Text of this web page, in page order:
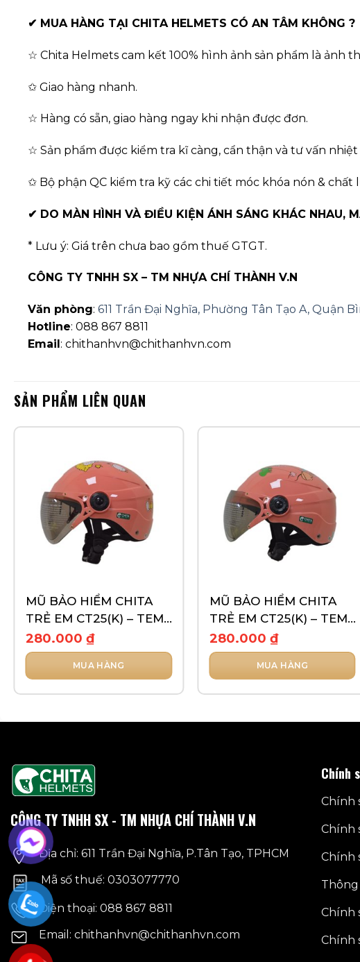
✔ MUA HÀNG TẠI CHITA HELMETS CÓ AN TÂM KHÔNG ?
☆ Chita Helmets cam kết 100% hình ảnh sản phẩm là ảnh
✩ Giao hàng nhanh.
☆ Hàng có sẵn, giao hàng ngay khi nhận được đơn.
☆ Sản phẩm được kiểm tra kĩ càng, cẩn thận và tư vấn
✩ Bộ phận QC kiểm tra kỹ các chi tiết móc khóa nón &
✔ DO MÀN HÌNH VÀ ĐIỀU KIỆN ÁNH SÁNG KHÁC NHAU,
* Lưu ý: Giá trên chưa bao gồm thuế GTGT.
CÔNG TY TNHH SX – TM NHỰA CHÍ THÀNH V.N
Văn phòng: 611 Trần Đại Nghĩa, Phường Tân Tạo A, Quận
Hotline: 088 867 8811
Email: chithanhvn@chithanhvn.com
SẢN PHẨM LIÊN QUAN
MŨ BẢO HIỂM CHITA
TRẺ EM CT25(K) – TEM
VỊT GIẢ THỎ
280.000 ₫
MUA HÀNG
biến
thể.
Các
tùy
chọn
có
thể
được
chọn
trên
trang
sản
phẩm
MŨ BẢO HIỂM CHITA
TRẺ EM CT25(K) – TEM
PAPA
280.000 ₫
MUA HÀNG
tùy
chọn
có
sản
CÔNG TY TNHH SX - TM NHỰA CHÍ THÀNH V.N
Địa chỉ: 611 Trần Đại Nghĩa, P.Tân Tạo, TPHCM
Mã số thuế: 0303077770
Điện thoại: 088 867 8811
Email: chithanhvn@chithanhvn.com
Chính
Chính
Chính
Chính
Chính
Chính